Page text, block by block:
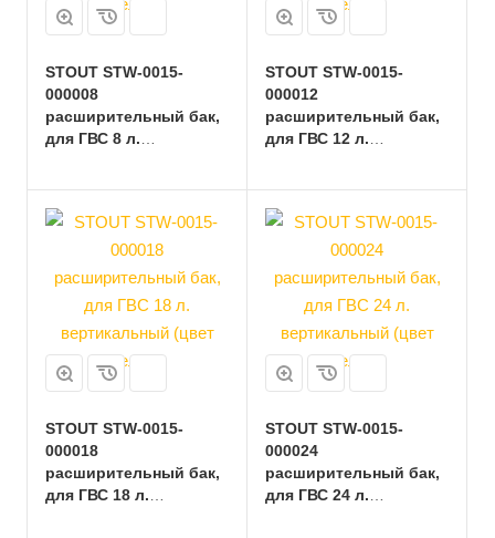
STOUT STW-0015-
000008
расширительный бак,
для ГВС 8 л.
STOUT STW-0015-
000012
расширительный бак,
для ГВС 12 л.
STOUT STW-0015-
000018
расширительный бак,
для ГВС 18 л.
STOUT STW-0015-
000024
расширительный бак,
для ГВС 24 л.